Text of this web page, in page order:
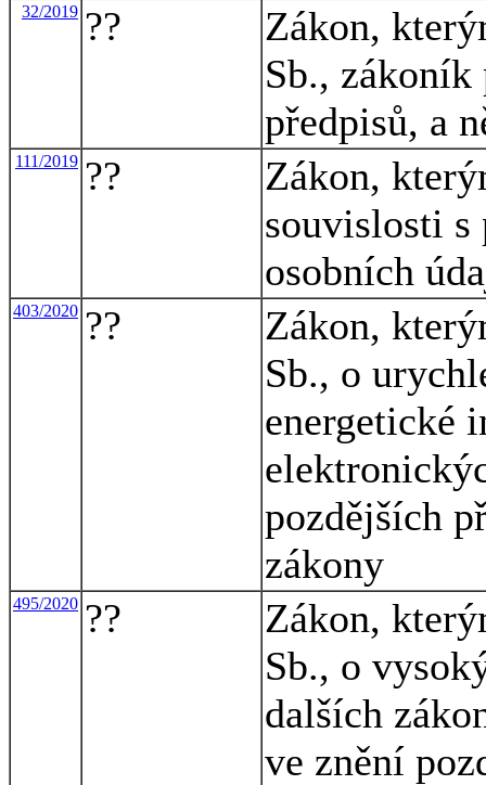
32/2019 ??
Zákon,
Sb., zákoník
předpisů, a
111/2019 ??
Zákon,
souvislosti s
osobních
403/2020 ??
Zákon,
Sb., o
energetické
pozdějších
zákony
495/2020 ??
Zákon,
Sb., o
dalších
ve znění